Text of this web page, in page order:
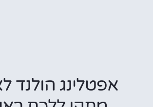
אפטלינג הולנד